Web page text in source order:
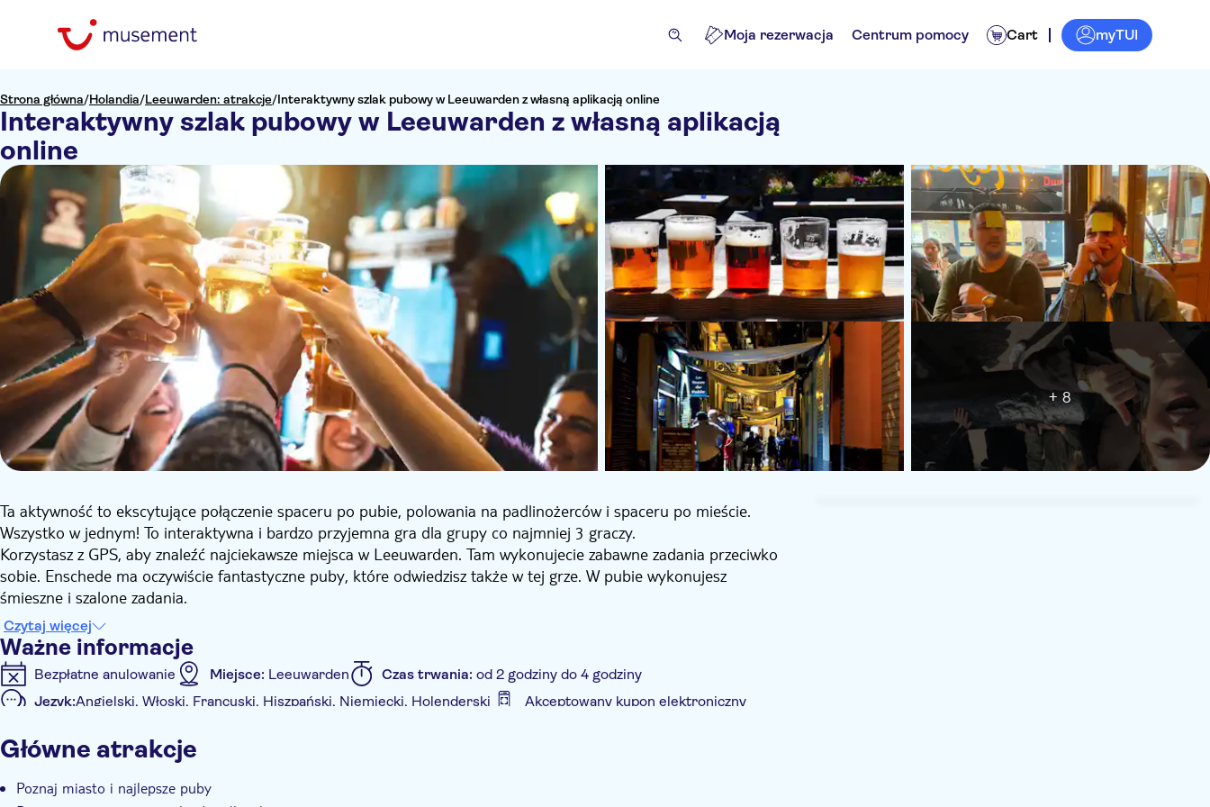
Moja rezerwacja Centrum pomocy Cart myTUI
Strona główna/Holandia/Leeuwarden: atrakcje/Interaktywny szlak pubowy w Leeuwarden z własną aplikacją online
Interaktywny szlak pubowy w Leeuwarden z własną aplikacją
online
+ 8
Ta aktywność to ekscytujące połączenie spaceru po pubie, polowania na padlinożerców i spaceru po mieście.
Wszystko w jednym! To interaktywna i bardzo przyjemna gra dla grupy co najmniej 3 graczy.
Korzystasz z GPS, aby znaleźć najciekawsze miejsca w Leeuwarden. Tam wykonujecie zabawne zadania przeciwko
sobie. Enschede ma oczywiście fantastyczne puby, które odwiedzisz także w tej grze. W pubie wykonujesz
śmieszne i szalone zadania.
Trasa pubowa odtwarzana jest w aplikacji na Twoim telefonie. Ty i Twoi przyjaciele rywalizujecie ze sobą. Zwycięzca
ma gwarancję wygrania bardzo atrakcyjnej nagrody.
Czytaj więcej
Ważne informacje
Bezpłatne anulowanie Miejsce: Leeuwarden Czas trwania: od 2 godziny do 4 godziny
Język:Angielski, Włoski, Francuski, Hiszpański, Niemiecki, Holenderski Akceptowany kupon elektroniczny
Natychmiastowe potwierdzenie
Główne atrakcje
Poznaj miasto i najlepsze puby